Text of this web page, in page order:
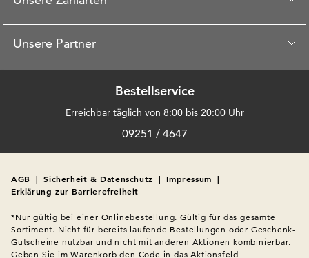
Unsere Partner
Bestellservice
Erreichbar täglich von 8:00 bis 20:00 Uhr
09251 / 4647
AGB | Sicherheit & Datenschutz | Impressum |
Erklärung zur Barrierefreiheit
*Nur gültig bei einer Onlinebestellung. Gültig für das gesamte
Sortiment. Nicht für bereits laufende Bestellungen oder Geschenk-
Gutscheine nutzbar und nicht mit anderen Aktionen kombinierbar.
Geben Sie im Warenkorb den Code in das Aktionsfeld